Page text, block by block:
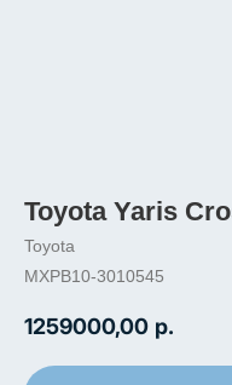
Toyota Yaris
Toyota
MXPB10-3010545
1259000,00 р.